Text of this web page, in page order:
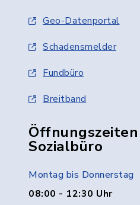
Geo-Datenportal
Schadensmelder
Fundbüro
Breitband
Sozialbüro
Montag bis Donnerstag
08:00 - 12:30 Uhr